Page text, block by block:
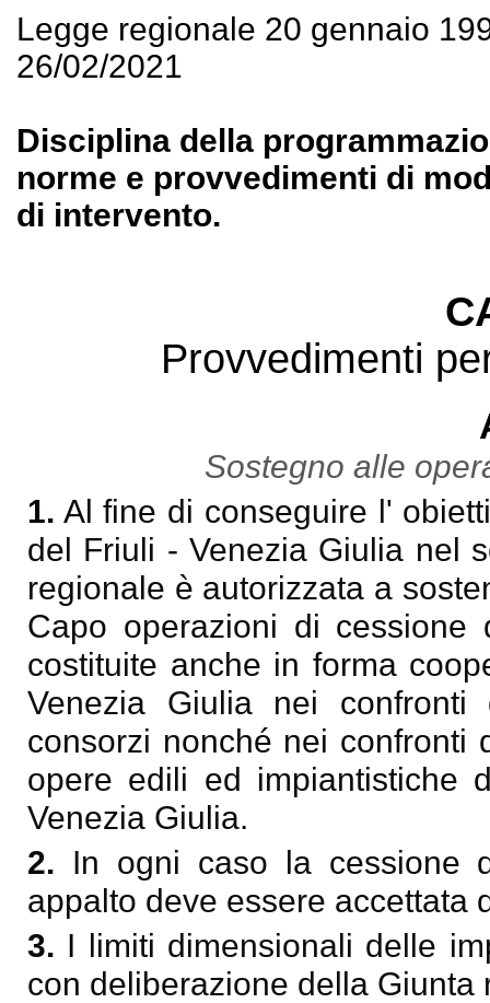
Legge regionale 20 gennaio
26/02/2021
Disciplina della
norme e provvedimenti di
di intervento.
Provvedimenti
Sostegno alle
1. Al fine di conseguire l'
del Friuli - Venezia Giulia nel
regionale è autorizzata a
Capo operazioni di
costituite anche in forma
Venezia Giulia nei
consorzi nonché nei confronti
opere edili ed impiantistiche
Venezia Giulia.
2. In ogni caso la cessione
appalto deve essere accettata
3. I limiti dimensionali delle
con deliberazione della Giunta